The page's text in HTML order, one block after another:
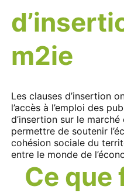
m2ie
Les clauses d’insertion
l’accès à l’emploi des
d’insertion sur le
permettre de soutenir
cohésion sociale du
entre le monde de
Ce que